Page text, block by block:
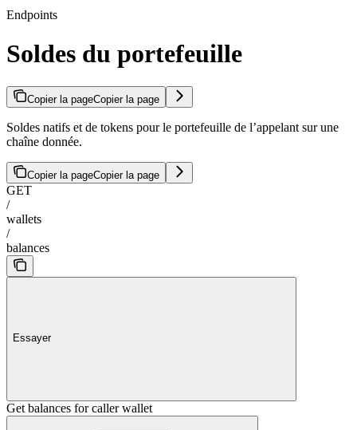
Endpoints
Soldes du portefeuille
Copier la pageCopier la page
Soldes natifs et de tokens pour le portefeuille de l’appelant sur une
chaîne donnée.
Copier la pageCopier la page
GET
/
wallets
/
balances
Essayer
Get balances for caller wallet